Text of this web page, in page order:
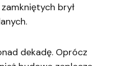
brył
dekadę. Oprócz